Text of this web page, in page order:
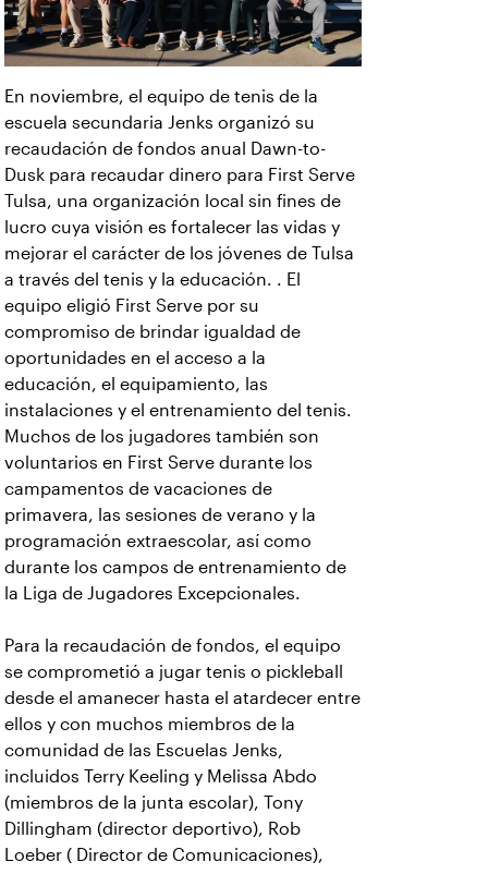
En noviembre, el equipo de tenis de la
escuela secundaria Jenks organizó su
recaudación de fondos anual Dawn-to-
Dusk para recaudar dinero para First Serve
Tulsa, una organización local sin fines de
lucro cuya visión es fortalecer las vidas y
mejorar el carácter de los jóvenes de Tulsa
a través del tenis y la educación. . El
equipo eligió First Serve por su
compromiso de brindar igualdad de
oportunidades en el acceso a la
educación, el equipamiento, las
instalaciones y el entrenamiento del tenis.
Muchos de los jugadores también son
voluntarios en First Serve durante los
campamentos de vacaciones de
primavera, las sesiones de verano y la
programación extraescolar, así como
durante los campos de entrenamiento de
la Liga de Jugadores Excepcionales.
Para la recaudación de fondos, el equipo
se comprometió a jugar tenis o pickleball
desde el amanecer hasta el atardecer entre
ellos y con muchos miembros de la
comunidad de las Escuelas Jenks,
incluidos Terry Keeling y Melissa Abdo
(miembros de la junta escolar), Tony
Dillingham (director deportivo), Rob
Loeber ( Director de Comunicaciones),